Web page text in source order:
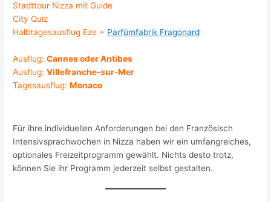
Stadttour Nizza mit Guide
City Quiz
Halbtagesausflug Eze + Parfümfabrik Fragonard
Ausflug:Cannes oder Antibes
Ausflug:Villefranche-sur-Mer
Tagesausflug:Monaco
Für ihre individuellen Anforderungen bei den Französisch
Intensivsprachwochen in Nizza haben wir ein umfangreiches,
optionales Freizeitprogramm gewählt. Nichts desto trotz,
können Sie ihr Programm jederzeit selbst gestalten.